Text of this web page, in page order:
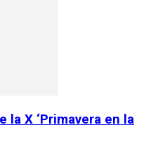
la X ‘Primavera en la